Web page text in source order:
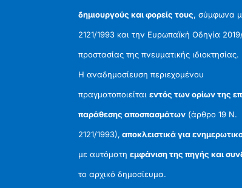
δημιουργούς και φορείς τους, σύμφωνα
2121/1993 και την Ευρωπαϊκή Οδηγία
προστασίας της πνευματικής ιδιοκτησίας.
Η αναδημοσίευση περιεχομένου
πραγματοποιείταιεντός των ορίων της
παράθεσης αποσπασμάτων (άρθρο 19 Ν.
2121/1993), αποκλειστικά για
με αυτόματηεμφάνιση της πηγής και
το αρχικό δημοσίευμα.